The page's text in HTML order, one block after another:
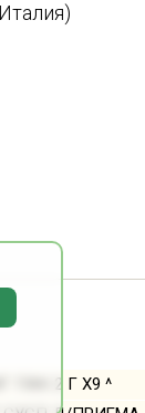
ПАК 2 Г Х9 ^